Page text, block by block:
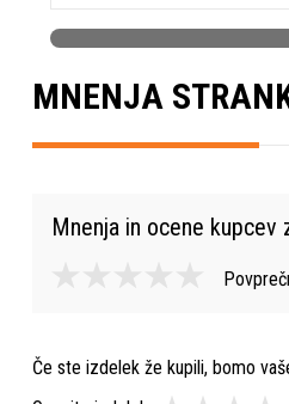
MNENJA
Mnenja in ocene kupcev
Če ste izdelek že kupili, bomo